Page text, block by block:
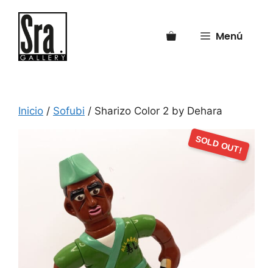
contenido
Menú
Inicio / Sofubi / Sharizo Color 2 by Dehara
SOLD OUT!